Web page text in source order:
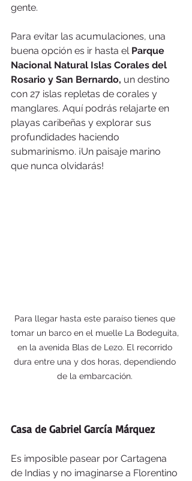
gente.
Para evitar las acumulaciones, una
buena opción es ir hasta el Parque
Nacional Natural Islas Corales del
Rosario y San Bernardo, un destino
con 27 islas repletas de corales y
manglares. Aquí podrás relajarte en
playas caribeñas y explorar sus
profundidades haciendo
submarinismo. ¡Un paisaje marino
que nunca olvidarás!
Para llegar hasta este paraíso tienes que
tomar un barco en el muelle La Bodeguita,
en la avenida Blas de Lezo. El recorrido
dura entre una y dos horas, dependiendo
de la embarcación.
Casa de Gabriel García Márquez
Es imposible pasear por Cartagena
de Indias y no imaginarse a Florentino